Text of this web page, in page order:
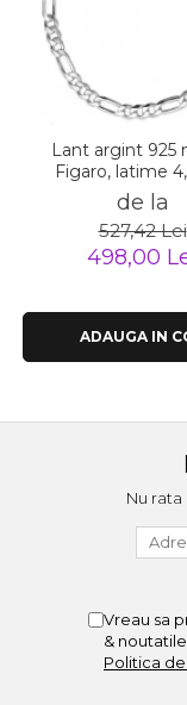
Lant argint 925
Figaro, latime
de la
527,42 Lei
498,00
ADAUGA IN
Nu
Vreau sa
&
Politica